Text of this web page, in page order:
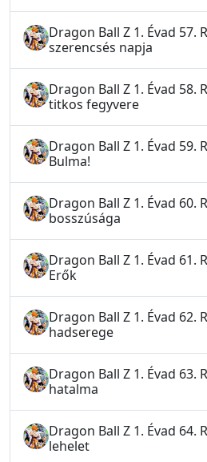
Dragon Ball Z 1. Évad 57.
szerencsés napja
Dragon Ball Z 1. Évad 58.
titkos fegyvere
Dragon Ball Z 1. Évad 59.
Bulma!
Dragon Ball Z 1. Évad 60.
bosszúsága
Dragon Ball Z 1. Évad 61.
Erők
Dragon Ball Z 1. Évad 62.
hadserege
Dragon Ball Z 1. Évad 63.
hatalma
Dragon Ball Z 1. Évad 64.
lehelet